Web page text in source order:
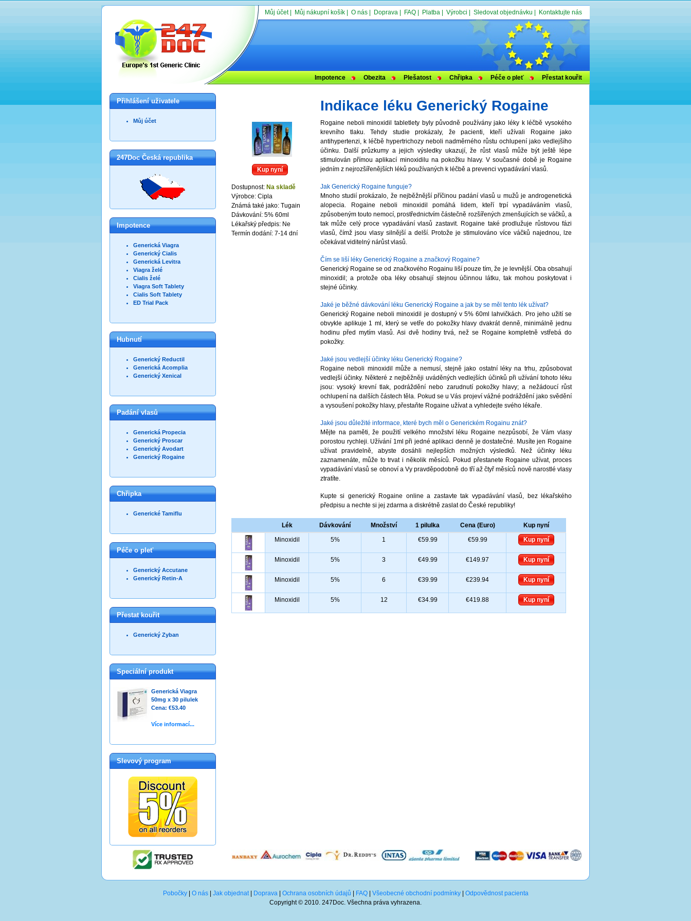
Můj účet| Můj nákupní košík| O nás| Doprava| FAQ| Platba| Výrobci Sledovat objednávku Kontaktujte nás
Impotence Obezita Plešatost Chřipka Péče o pleť Přestat kouřit
Přihlášení uživatele
Můj účet
247Doc Česká republika
Impotence
Generická Viagra
Generický Cialis
Generická Levitra
Viagra želé
Cialis želé
Viagra Soft Tablety
Cialis Soft Tablety
ED Trial Pack
Hubnutí
Generický Reductil
Generická Acomplia
Generický Xenical
Padání vlasů
Generická Propecia
Generický Proscar
Generický Avodart
Generický Rogaine
Chřipka
Generické Tamiflu
Péče o pleť
Generický Accutane
Generický Retin-A
Přestat kouřit
Generický Zyban
Speciální produkt
Generická Viagra
50mg x 30 pilulek
Cena: €53.40
Více informací...
Slevový program
Kup nyní
Dostupnost: Na skladě
Výrobce: Cipla
Známá také jako: Tugain
Dávkování: 5% 60ml
Lékařský předpis: Ne
Termín dodání: 7-14 dní
Indikace léku Generický Rogaine
Rogaine neboli minoxidil tabletlety byly původně používány jako léky k léčbě vysokého
krevního tlaku. Tehdy studie prokázaly, že pacienti, kteří užívali Rogaine jako
antihypertenzi, k léčbě hypertrichozy neboli nadměrného růstu ochlupení jako vedlejšího
účinku. Další průzkumy a jejich výsledky ukazují, že růst vlasů může být ještě lépe
stimulován přímou aplikací minoxidilu na pokožku hlavy. V současné době je Rogaine
jedním z nejrozšířenějších léků používaných k léčbě a prevenci vypadávání vlasů.
Jak Generický Rogaine funguje?
Mnoho studií prokázalo, že nejběžnější příčinou padání vlasů u mužů je androgenetická
alopecia. Rogaine neboli minoxidil pomáhá lidem, kteří trpí vypadáváním vlasů,
způsobeným touto nemocí, prostřednictvím částečně rozšířených zmenšujících se váčků, a
tak může celý proce vypadávání vlasů zastavit. Rogaine také prodlužuje růstovou fázi
vlasů, čímž jsou vlasy silnější a delší. Protože je stimulováno více váčků najednou, lze
očekávat viditelný nárůst vlasů.
Čím se liší léky Generický Rogaine a značkový Rogaine?
Generický Rogaine se od značkového Rogainu liší pouze tím, že je levnější. Oba obsahují
minoxidil; a protože oba léky obsahují stejnou účinnou látku, tak mohou poskytovat i
stejné účinky.
Jaké je běžné dávkování léku Generický Rogaine a jak by se měl tento lék užívat?
Generický Rogaine neboli minoxidil je dostupný v 5% 60ml lahvičkách. Pro jeho užití se
obvykle aplikuje 1 ml, který se vetře do pokožky hlavy dvakrát denně, minimálně jednu
hodinu před mytím vlasů. Asi dvě hodiny trvá, než se Rogaine kompletně vstřebá do
pokožky.
Jaké jsou vedlejší účinky léku Generický Rogaine?
Rogaine neboli minoxidil může a nemusí, stejně jako ostatní léky na trhu, způsobovat
vedlejší účinky. Některé z nejběžněji uváděných vedlejších účinků při užívání tohoto léku
jsou: vysoký krevní tlak, podráždění nebo zarudnutí pokožky hlavy; a nežádoucí růst
ochlupení na dalších částech těla. Pokud se u Vás projeví vážné podráždění jako svědění
a vysoušení pokožky hlavy, přestaňte Rogaine užívat a vyhledejte svého lékaře.
Jaké jsou důležité informace, které bych měl o Generickém Rogainu znát?
Mějte na paměti, že použití velkého množství léku Rogaine nezpůsobí, že Vám vlasy
porostou rychleji. Užívání 1ml při jedné aplikaci denně je dostatečné. Musíte jen Rogaine
užívat pravidelně, abyste dosáhli nejlepších možných výsledků. Než účinky léku
zaznamenáte, může to trvat i několik měsíců. Pokud přestanete Rogaine užívat, proces
vypadávání vlasů se obnoví a Vy pravděpodobně do tří až čtyř měsíců nově narostlé vlasy
ztratíte.
Kupte si generický Rogaine online a zastavte tak vypadávání vlasů, bez lékařského
předpisu a nechte si jej zdarma a diskrétně zaslat do České republiky!
Lék Dávkování Množství 1 pilulka Cena (Euro)
Kup nyní
Minoxidil
5% 1 €59.99 €59.99 Kup nyní
Minoxidil 5% 3 €49.99 €149.97 Kup nyní
Minoxidil 5% 6 €39.99 €239.94 Kup nyní
Minoxidil 5% 12 €34.99 €419.88 Kup nyní
Pobočky| O nás| Jak objednat| Doprava| Ochrana osobních údajů FAQ| Všeobecné obchodní podmínky| Odpovědnost pacienta
Copyright © 2010. 247Doc. Všechna práva vyhrazena.